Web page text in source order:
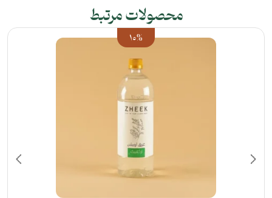
محصولات مرتبط
10%